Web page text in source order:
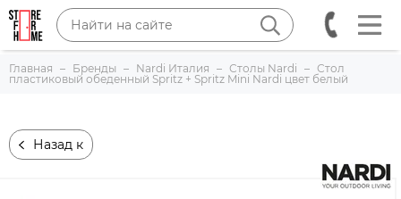
Главная Бренды Nardi Италия Столы Nardi
Стол
пластиковый обеденный Spritz + Spritz Mini Nardi цвет белый
Назад к